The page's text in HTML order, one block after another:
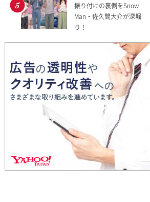
振り付けの裏側をSnow
Man・佐久間大介が深堀
り！